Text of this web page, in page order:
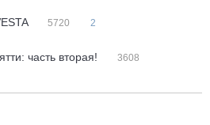
5720 2
часть вторая! 3608